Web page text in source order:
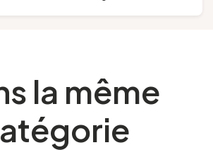
la même